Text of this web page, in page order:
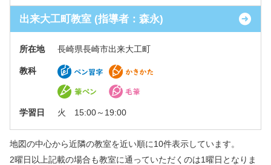
出来大工町教室 (指導者：森永)
所在地 長崎県長崎市出来大工町
教科
学習日 火 15:00～19:00
地図の中心から近隣の教室を近い順に10件表示しています。
2曜日以上記載の場合も教室に通っていただくのは1曜日となりま